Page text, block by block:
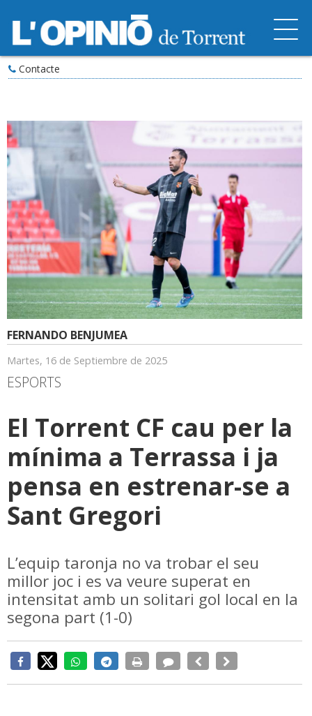
Contacte
FERNANDO BENJUMEA
Martes, 16 de Septiembre de 2025
ESPORTS
El Torrent CF cau per la
mínima a Terrassa i ja
pensa en estrenar-se a
Sant Gregori
L’equip taronja no va trobar el seu
millor joc i es va veure superat en
intensitat amb un solitari gol local en la
segona part (1-0)